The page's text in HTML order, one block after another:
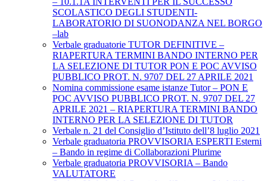
SCOLASTICO DEGLI STUDENTI-
LABORATORIO DI SUONODANZA NEL BORGO
–lab
Verbale graduatorie TUTOR DEFINITIVE –
RIAPERTURA TERMINI BANDO INTERNO PER
LA SELEZIONE DI TUTOR PON E POC AVVISO
PUBBLICO PROT. N. 9707 DEL 27 APRILE 2021
Nomina commissione esame istanze Tutor – PON E
POC AVVISO PUBBLICO PROT. N. 9707 DEL 27
APRILE 2021 – RIAPERTURA TERMINI BANDO
INTERNO PER LA SELEZIONE DI TUTOR
Verbale n. 21 del Consiglio d’Istituto dell’8 luglio 2021
Verbale graduatoria PROVVISORIA ESPERTI Esterni
– Bando in regime di Collaborazioni Plurime
Verbale graduatoria PROVVISORIA – Bando
VALUTATORE